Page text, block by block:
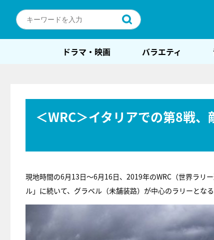
ドラマ・映画 バラエティ
＜WRC＞イタリアでの第8戦
現地時間の6月13日～6月16日、2019年のWRC（世界ラリ
ル」に続いて、グラベル（未舗装路）が中心のラリーとなる